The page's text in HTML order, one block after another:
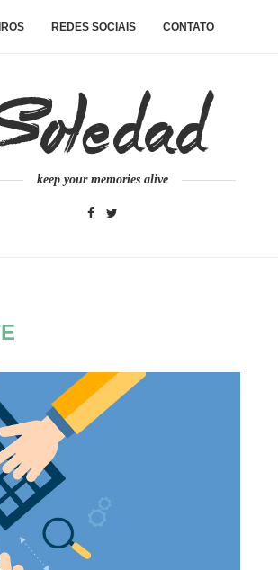
REDES SOCIAIS CONTATO
keep your memories alive